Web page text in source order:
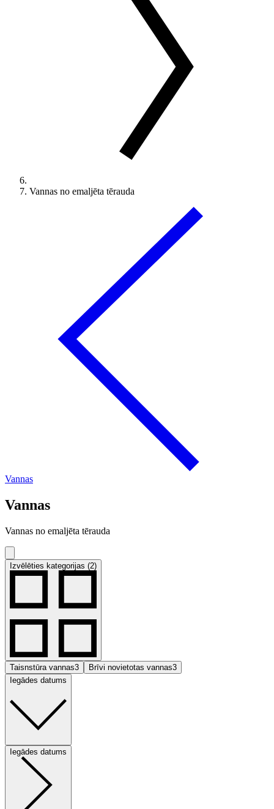
Vannas no emaljēta tērauda
Vannas
Vannas
Vannas no emaljēta tērauda
Izvēlēties kategorijas (2)
Taisnstūra vannas3 Brīvi novietotas vannas3
Iegādes datums
Iegādes datums